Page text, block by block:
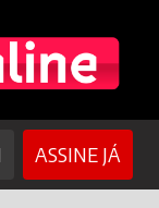
ASSINE JÁ